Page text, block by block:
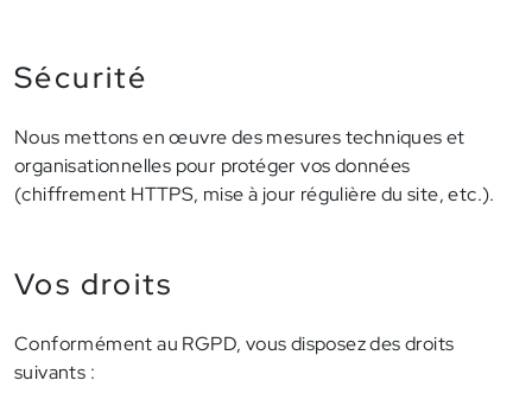
Sécurité
Nous mettons en œuvre des mesures techniques et
organisationnelles pour protéger vos données
(chiffrement HTTPS, mise à jour régulière du site, etc.).
Vos droits
Conformément au RGPD, vous disposez des droits
suivants :